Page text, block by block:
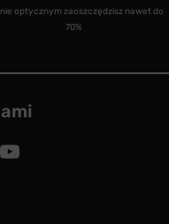
optycznym zaoszczędzisz nawet do
70%